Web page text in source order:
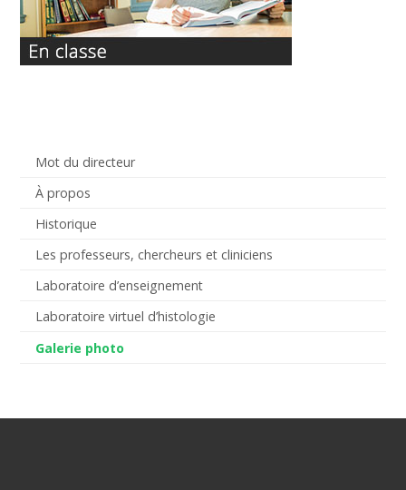
Mot du directeur
À propos
Historique
Les professeurs, chercheurs et cliniciens
Laboratoire d’enseignement
Laboratoire virtuel d’histologie
Galerie photo